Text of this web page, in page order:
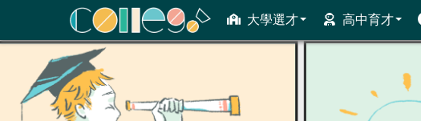
大學選才 高中育才